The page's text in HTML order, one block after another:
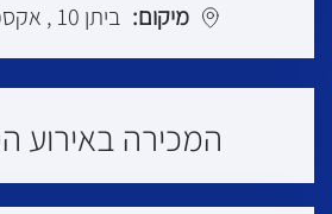
מיקום: ביתן 10 , אקספו תל אביב
המכירה באירוע